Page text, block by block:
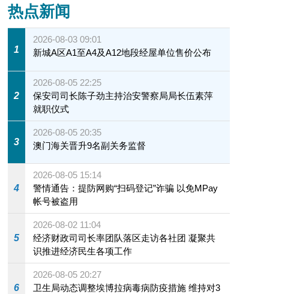
会议，就政府施政及社会问题回应议员提问。
热点新闻
1
2026-08-03 09:01
新城A区A1至A4及A12地段经屋单位售价公布
2
2026-08-05 22:25
保安司司长陈子劲主持治安警察局局长伍素萍
就职仪式
3
2026-08-05 20:35
澳门海关晋升9名副关务监督
4
2026-08-05 15:14
警情通告：提防网购“扫码登记”诈骗 以免MPay
帐号被盗用
5
2026-08-02 11:04
经济财政司司长率团队落区走访各社团 凝聚共
识推进经济民生各项工作
6
2026-08-05 20:27
卫生局动态调整埃博拉病毒病防疫措施 维持对3